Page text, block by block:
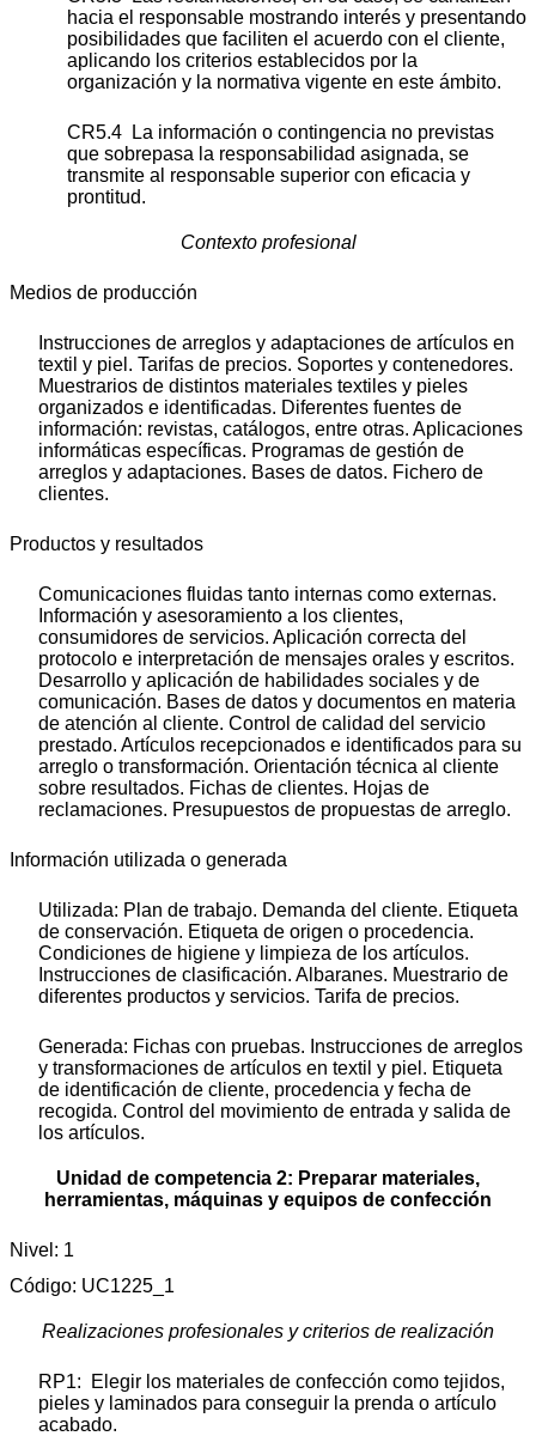
hacia el responsable mostrando interés y presentando
posibilidades que faciliten el acuerdo con el cliente,
aplicando los criterios establecidos por la
organización y la normativa vigente en este ámbito.
CR5.4 La información o contingencia no previstas
que sobrepasa la responsabilidad asignada, se
transmite al responsable superior con eficacia y
prontitud.
Contexto profesional
Medios de producción
Instrucciones de arreglos y adaptaciones de artículos en
textil y piel. Tarifas de precios. Soportes y contenedores.
Muestrarios de distintos materiales textiles y pieles
organizados e identificadas. Diferentes fuentes de
información: revistas, catálogos, entre otras. Aplicaciones
informáticas específicas. Programas de gestión de
arreglos y adaptaciones. Bases de datos. Fichero de
clientes.
Productos y resultados
Comunicaciones fluidas tanto internas como externas.
Información y asesoramiento a los clientes,
consumidores de servicios. Aplicación correcta del
protocolo e interpretación de mensajes orales y escritos.
Desarrollo y aplicación de habilidades sociales y de
comunicación. Bases de datos y documentos en materia
de atención al cliente. Control de calidad del servicio
prestado. Artículos recepcionados e identificados para su
arreglo o transformación. Orientación técnica al cliente
sobre resultados. Fichas de clientes. Hojas de
reclamaciones. Presupuestos de propuestas de arreglo.
Información utilizada o generada
Utilizada: Plan de trabajo. Demanda del cliente. Etiqueta
de conservación. Etiqueta de origen o procedencia.
Condiciones de higiene y limpieza de los artículos.
Instrucciones de clasificación. Albaranes. Muestrario de
diferentes productos y servicios. Tarifa de precios.
Generada: Fichas con pruebas. Instrucciones de arreglos
y transformaciones de artículos en textil y piel. Etiqueta
de identificación de cliente, procedencia y fecha de
recogida. Control del movimiento de entrada y salida de
los artículos.
Unidad de competencia 2: Preparar materiales,
herramientas, máquinas y equipos de confección
Nivel: 1
Código: UC1225_1
Realizaciones profesionales y criterios de realización
RP1: Elegir los materiales de confección como tejidos,
pieles y laminados para conseguir la prenda o artículo
acabado.